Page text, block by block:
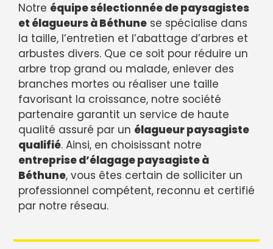
Notre équipe sélectionnée de paysagistes
et élagueurs à Béthune se spécialise dans
la taille, l’entretien et l’abattage d’arbres et
arbustes divers. Que ce soit pour réduire un
arbre trop grand ou malade, enlever des
branches mortes ou réaliser une taille
favorisant la croissance, notre société
partenaire garantit un service de haute
qualité assuré par un élagueur paysagiste
qualifié. Ainsi, en choisissant notre
entreprise d’élagage paysagiste à
Béthune, vous êtes certain de solliciter un
professionnel compétent, reconnu et certifié
par notre réseau.